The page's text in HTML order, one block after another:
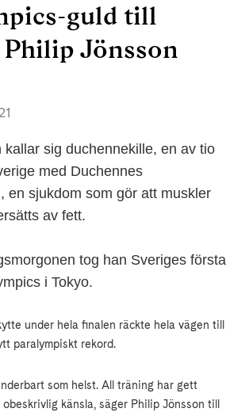
guld till
Jönsson
kallar sig duchennekille, en av tio
med Duchennes
en sjukdom som gör att muskler
av fett.
tog han Sveriges första
i Tokyo.
under hela finalen räckte hela vägen till
paralympiskt rekord.
som helst. All träning har gett
känsla, säger Philip Jönsson till